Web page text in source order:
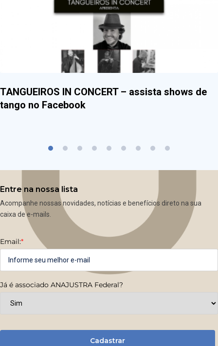
TANGUEIROS IN CONCERT – assista shows de
tango no Facebook
Entre na nossa lista
Acompanhe nossas novidades, notícias e benefícios direto na sua
caixa de e-mails.
Email:*
Já é associado ANAJUSTRA Federal?
Cadastrar